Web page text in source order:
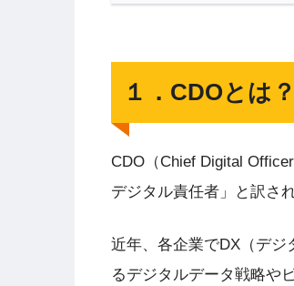
１．CDOとは？
CDO（Chief Digital Officer
デジタル責任者」と訳され
近年、各企業でDX（デジ
るデジタルデータ戦略や